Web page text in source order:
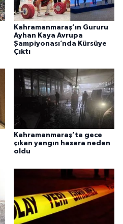
Kahramanmaraş’ın Gururu
Ayhan Kaya Avrupa
Şampiyonası’nda Kürsüye
Çıktı
Kahramanmaraş’ta gece
çıkan yangın hasara neden
oldu